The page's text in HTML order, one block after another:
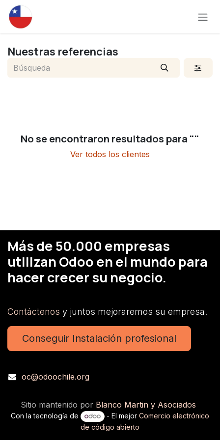
Ir al contenido
Nuestras referencias
No se encontraron resultados para ""
Ver todos los clientes
Más de 50.000 empresas
utilizan Odoo en el mundo para
hacer crecer su negocio.
Contáctenos y juntos mejoraremos su empresa.
Conseguir Instalación profesional
oc@odoochile.org
Sitio mantenido por Blanco Martin y Asociados
Con la tecnología de - El mejor Comercio electrónico
de código abierto